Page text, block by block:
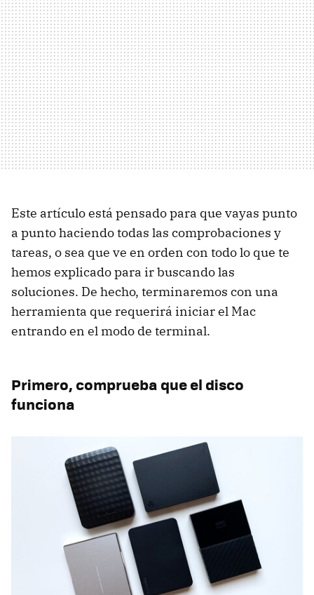
Este artículo está pensado para que vayas punto
a punto haciendo todas las comprobaciones y
tareas, o sea que ve en orden con todo lo que te
hemos explicado para ir buscando las
soluciones. De hecho, terminaremos con una
herramienta que requerirá iniciar el Mac
entrando en el modo de terminal.
Primero, comprueba que el disco
funciona